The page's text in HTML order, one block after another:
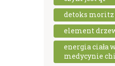
detoks moritz
element
energia ciała
medycynie